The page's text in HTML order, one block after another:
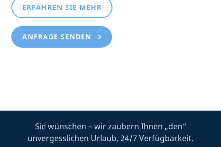
ERFAHREN SIE MEHR
ANFRAGE SENDEN
Sie wünschen – wir zaubern Ihnen „den“
unvergesslichen Urlaub, 24/7 Verfügbarkeit.